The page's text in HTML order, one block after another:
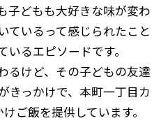
子どもも大好きな味が変わ
ているって感じられたこと
いるエピソードです。
るけど、その子どもの友達
きっかけで、本町一丁目カ
ご飯を提供しています。